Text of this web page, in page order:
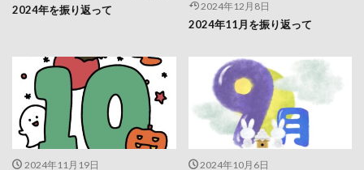
2024年を振り返って
2024年12月8日
2024年11月を振り返って
2024年11月19日 2024年10月6日